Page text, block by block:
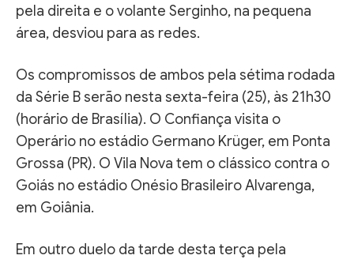
pela direita e o volante Serginho, na pequena
área, desviou para as redes.
Os compromissos de ambos pela sétima rodada
da Série B serão nesta sexta-feira (25), às 21h30
(horário de Brasília). O Confiança visita o
Operário no estádio Germano Krüger, em Ponta
Grossa (PR). O Vila Nova tem o clássico contra o
Goiás no estádio Onésio Brasileiro Alvarenga,
em Goiânia.
Em outro duelo da tarde desta terça pela